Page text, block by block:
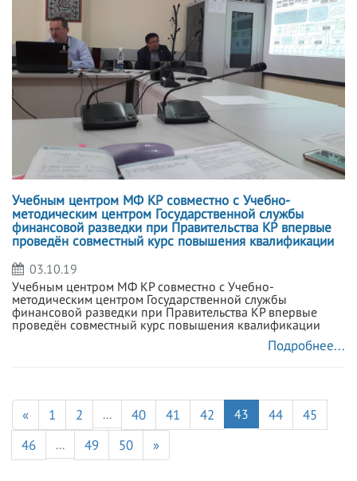
Учебным центром МФ КР совместно с Учебно-
методическим центром Государственной службы
финансовой разведки при Правительства КР впервые
проведён совместный курс повышения квалификации
03.10.19
Учебным центром МФ КР совместно с Учебно-
методическим центром Государственной службы
финансовой разведки при Правительства КР впервые
проведён совместный курс повышения квалификации
Подробнее...
« 1 2 ... 40 41 42 43 44
45
46
... 49 50 »